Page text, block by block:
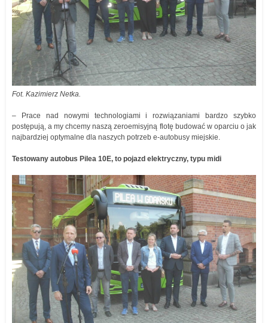
Fot. Kazimierz Netka.
– Prace nad nowymi technologiami i rozwiązaniami bardzo szybko
postępują, a my chcemy naszą zeroemisyjną flotę budować w oparciu o jak
najbardziej optymalne dla naszych potrzeb e-autobusy miejskie.
Testowany autobus Pilea 10E, to pojazd elektryczny, typu midi